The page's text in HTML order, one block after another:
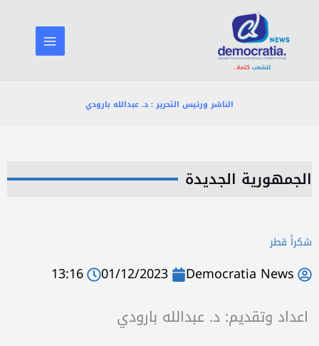
المحتوى
الناشر ورئيس التحرير : د. عبدالله بارودي
الجمهورية الجديدة
شكراً قطر
Democratia News
01/12/2023
13:16
اعداد وتقديم: د. عبدالله بارودي